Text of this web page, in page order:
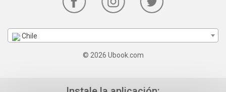
Chile
© 2026 Ubook.com